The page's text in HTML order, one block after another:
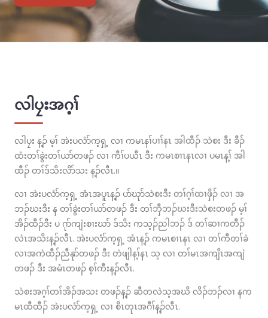
လါပၠးအဂ့ၢ်
လါပၠး န့ၣ် မ့ၢ် အဲးပလံာ်က့ရှ့ လၢ ကမၤနၢ်ပၢၢ်နၤ အါထီၣ် သဲစး ဒီး ခီၣ်
ထံးတၢ်ခွဲးတၢ်ယာ်တဖၣ် လၢ ကီၢ်ပယီၤ ဒီး ကမၤစၢၤနၤလၢ ပမၤန့ၢ် အါ
ထီၣ် တၢ်ဒ်သိးလိာ်သး န့ၣ်လီၤ.။
လၢ အဲးပလံာ်က့ရှ့ အံၤအပူၤန့ၣ် ပာ်ဃုာ်သဲစးဒီး တၢ်ဂ့ၢ်ထၢဖှိၣ် လၢ အ
ဘၣ်ဃးဒီး န တၢ်ခွဲးတၢ်ယာ်တဖၣ် ဒီး တၢ်ဘှီဘၣ်ဃးဒီးသဲစးတဖၣ် မ့ၢ်
အိၣ်ထီၣ်ဒီး ပ ဂုာ်ကျဲးစၢးဃာ် ဒ်သိး ကသ့ၣ်ညါဘၣ် ဒ် တၢ်ဆၢကတီၣ်
လဲၤအသိးန့ၣ်လီၤ. အဲးပလံာ်က့ရှ့ အံၤန့ၣ် ကမၤစၢၤနၤ လၢ တၢ်ကီတၢ်ခဲ
လၢအကဲထီၣ်ညီနုာ်တဖၣ် ဒီး တဲဖျါန့ၢ်နၤ သ့ လၢ တၢ်မၤအကျိၤအကျဲ
တဖၣ် ဒီး အမံၤတဖၣ် စ့ၢ်ကီးန့ၣ်လီၤ.
သဲစးအဂ့ၢ်တၢ်အိၣ်အသး တဖၣ်န့ၣ် ဆီတလဲသ့အဃိ လိၣ်ဘၣ်လၢ နက
မၤထီထီၣ် အဲးပလံာ်က့ရှ့ လၢ စိၤတုၤအဂီၢ်န့ၣ်လီၤ.
Lost password?